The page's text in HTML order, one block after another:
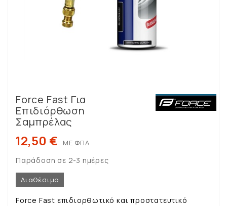
Force Fast Για
Επιδιόρθωση
Σαμπρέλας
12,50 € ΜΕ ΦΠΑ
Παράδοση σε 2-3 ημέρες
Διαθέσιμο
Force Fast επιδιορθωτικό και προστατευτικό